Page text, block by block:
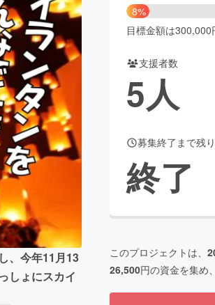
ビューティー・ヘルスケア
GoodCAMPFIRE Creation
税machi-ya
、今年11月13
しょにスカイ
8%
目標金額は300,000
支援者数
5人
募集終了まで残り
終了
このプロジェクトは、
26,500円の資金を集め、